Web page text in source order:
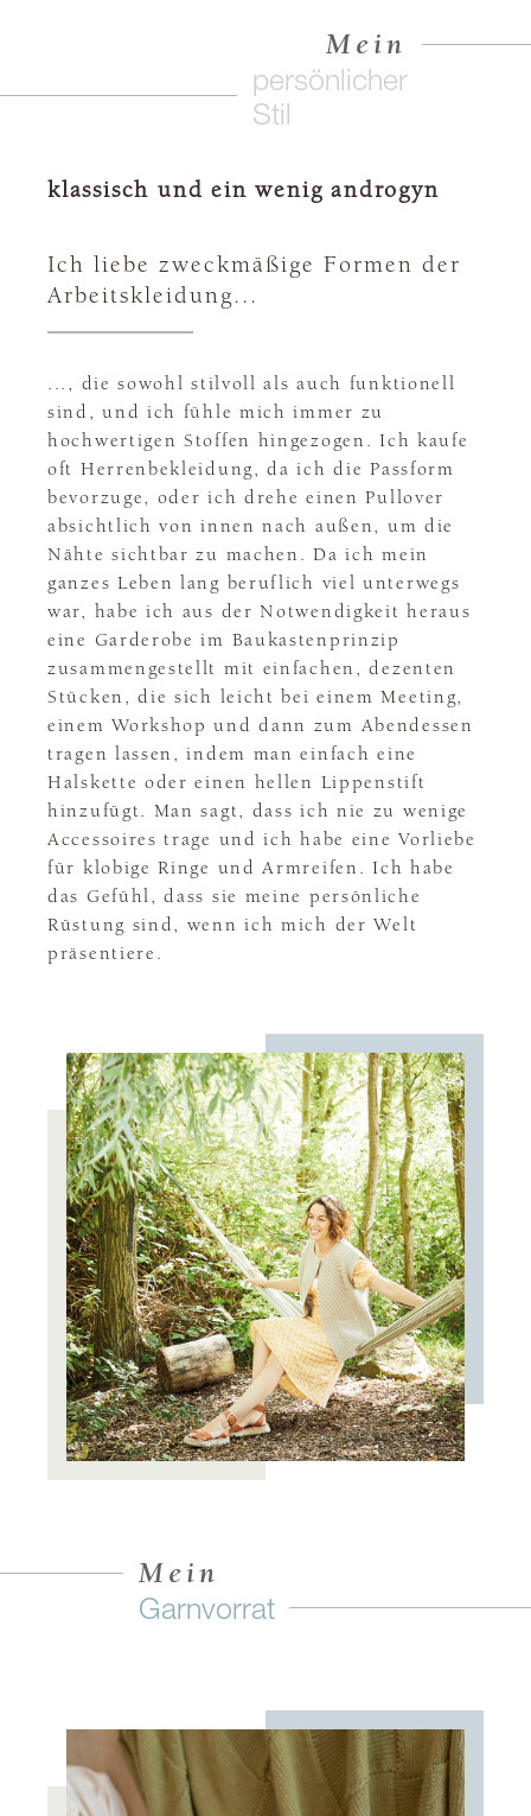
Mein
persönlicher
Stil
klassisch und ein wenig androgyn
Ich liebe zweckmäßige Formen der
Arbeitskleidung...
..., die sowohl stilvoll als auch funktionell
sind, und ich fühle mich immer zu
hochwertigen Stoffen hingezogen. Ich kaufe
oft Herrenbekleidung, da ich die Passform
bevorzuge, oder ich drehe einen Pullover
absichtlich von innen nach außen, um die
Nähte sichtbar zu machen. Da ich mein
ganzes Leben lang beruflich viel unterwegs
war, habe ich aus der Notwendigkeit heraus
eine Garderobe im Baukastenprinzip
zusammengestellt mit einfachen, dezenten
Stücken, die sich leicht bei einem Meeting,
einem Workshop und dann zum Abendessen
tragen lassen, indem man einfach eine
Halskette oder einen hellen Lippenstift
hinzufügt. Man sagt, dass ich nie zu wenige
Accessoires trage und ich habe eine Vorliebe
für klobige Ringe und Armreifen. Ich habe
das Gefühl, dass sie meine persönliche
Rüstung sind, wenn ich mich der Welt
präsentiere.
Mein
Garnvorrat